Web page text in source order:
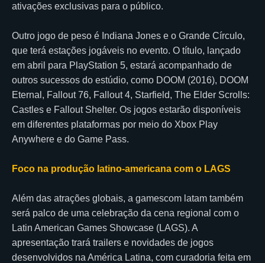
ativações exclusivas para o público.
Outro jogo de peso é Indiana Jones e o Grande Círculo,
que terá estações jogáveis no evento. O título, lançado
em abril para PlayStation 5, estará acompanhado de
outros sucessos do estúdio, como DOOM (2016), DOOM
Eternal, Fallout 76, Fallout 4, Starfield, The Elder Scrolls:
Castles e Fallout Shelter. Os jogos estarão disponíveis
em diferentes plataformas por meio do Xbox Play
Anywhere e do Game Pass.
Foco na produção latino-americana com o LAGS
Além das atrações globais, a gamescom latam também
será palco de uma celebração da cena regional com o
Latin American Games Showcase (LAGS). A
apresentação trará trailers e novidades de jogos
desenvolvidos na América Latina, com curadoria feita em